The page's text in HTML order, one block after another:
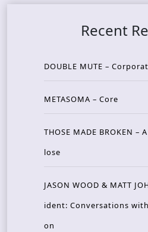
Recent
DOUBLE MUTE –
METASOMA – Core
THOSE MADE BROKEN –
lose
JASON WOOD & MATT
ident: Conversations with
on